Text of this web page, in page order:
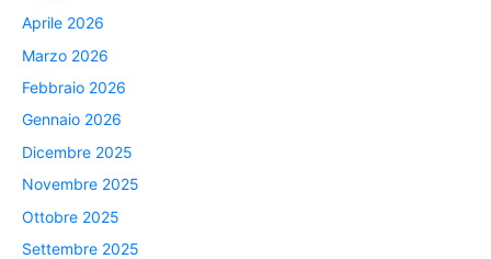
Aprile 2026
Marzo 2026
Febbraio 2026
Gennaio 2026
Dicembre 2025
Novembre 2025
Ottobre 2025
Settembre 2025